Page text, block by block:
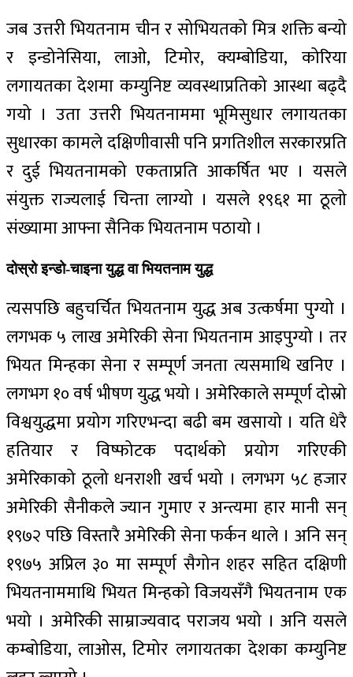
जब उत्तरी भियतनाम चीन र सोभियतको मित्र शक्ति बन्यो
र इन्डोनेसिया, लाओ, टिमोर, क्यम्बोडिया, कोरिया
लगायतका देशमा कम्युनिष्ट व्यवस्थाप्रतिको आस्था बढ्दै
गयो । उता उत्तरी भियतनाममा भूमिसुधार लगायतका
सुधारका कामले दक्षिणीवासी पनि प्रगतिशील सरकारप्रति
र दुई भियतनामको एकताप्रति आकर्षित भए । यसले
संयुक्त राज्यलाई चिन्ता लाग्यो । यसले १९६१ मा ठूलो
संख्यामा आफ्ना सैनिक भियतनाम पठायो ।
दोस्रो इन्डो-चाइना युद्ध वा भियतनाम युद्ध
त्यसपछि बहुचर्चित भियतनाम युद्ध अब उत्कर्षमा पुग्यो ।
लगभक ५ लाख अमेरिकी सेना भियतनाम आइपुग्यो । तर
भियत मिन्हका सेना र सम्पूर्ण जनता त्यसमाथि खनिए ।
लगभग १० वर्ष भीषण युद्ध भयो । अमेरिकाले सम्पूर्ण दोस्रो
विश्वयुद्धमा प्रयोग गरिएभन्दा बढी बम खसायो । यति धेरै
हतियार र विष्फोटक पदार्थको प्रयोग गरिएकी
अमेरिकाको ठूलो धनराशी खर्च भयो । लगभग ५८ हजार
अमेरिकी सैनीकले ज्यान गुमाए र अन्त्यमा हार मानी सन्
१९७२ पछि विस्तारै अमेरिकी सेना फर्कन थाले । अनि सन्
१९७५ अप्रिल ३० मा सम्पूर्ण सैगोन शहर सहित दक्षिणी
भियतनाममाथि भियत मिन्हको विजयसँगै भियतनाम एक
भयो । अमेरिकी साम्राज्यवाद पराजय भयो । अनि यसले
कम्बोडिया, लाओस, टिमोर लगायतका देशका कम्युनिष्ट